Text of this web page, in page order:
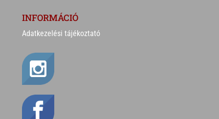
INFORMÁCIÓ
Adatkezelési tájékoztató